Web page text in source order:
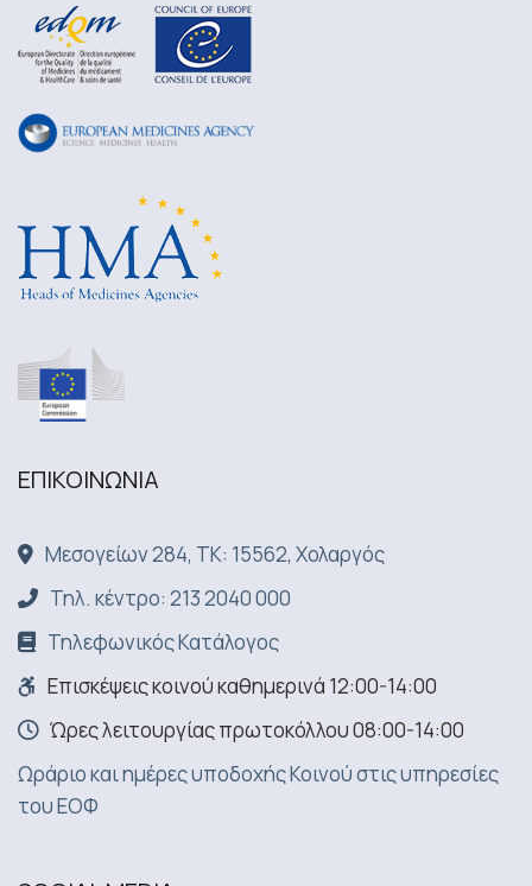
ΕΠΙΚΟΙΝΩΝΙA
Μεσογείων 284, ΤΚ: 15562, Χολαργός
Τηλ. κέντρο: 213 2040 000
Τηλεφωνικός Κατάλογος
Επισκέψεις κοινού καθημερινά 12:00-14:00
Ώρες λειτουργίας πρωτοκόλλου 08:00-14:00
Ωράριο και ημέρες υποδοχής Κοινού στις υπηρεσίες
του ΕΟΦ